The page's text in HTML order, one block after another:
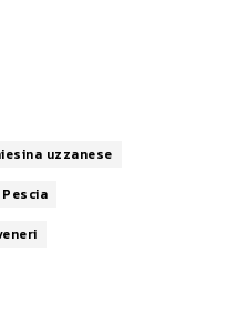
uzzanese
Pescia